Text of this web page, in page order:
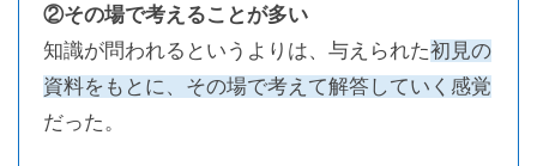
②その場で考えることが多い
知識が問われるというよりは、与えられた初見の
資料をもとに、その場で考えて解答していく感覚
だった。